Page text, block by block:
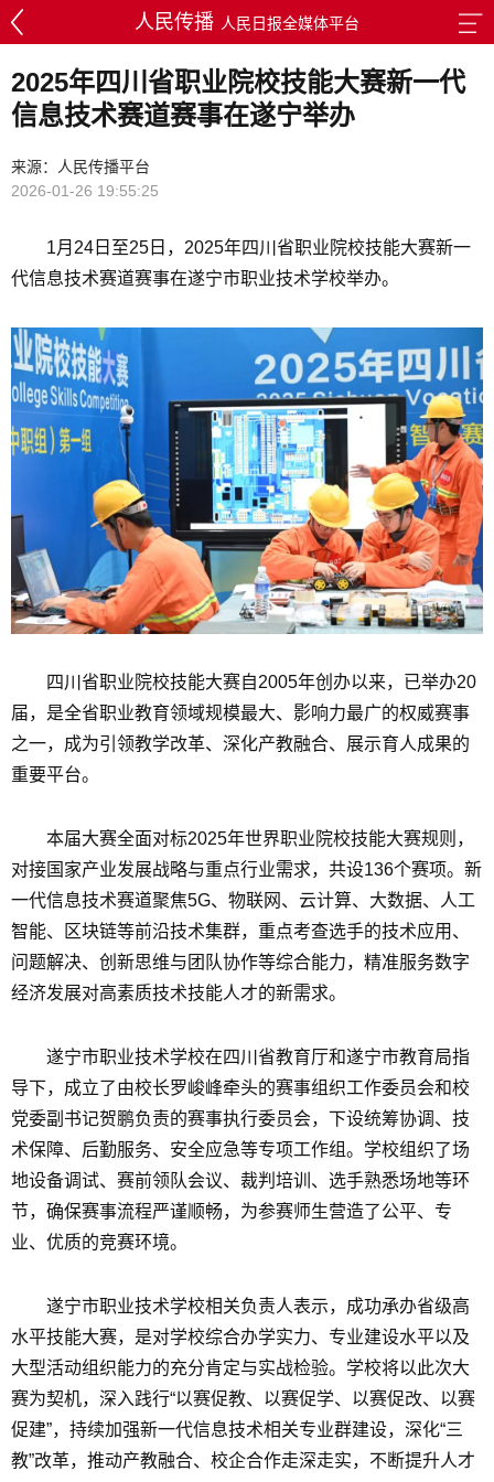
人民传播 人民日报全媒体平台
2025年四川省职业院校技能大赛新一代
信息技术赛道赛事在遂宁举办
来源：人民传播平台
2026-01-26 19:55:25
1月24日至25日，2025年四川省职业院校技能大赛新一
代信息技术赛道赛事在遂宁市职业技术学校举办。
四川省职业院校技能大赛自2005年创办以来，已举办20
届，是全省职业教育领域规模最大、影响力最广的权威赛事
之一，成为引领教学改革、深化产教融合、展示育人成果的
重要平台。
本届大赛全面对标2025年世界职业院校技能大赛规则，
对接国家产业发展战略与重点行业需求，共设136个赛项。新
一代信息技术赛道聚焦5G、物联网、云计算、大数据、人工
智能、区块链等前沿技术集群，重点考查选手的技术应用、
问题解决、创新思维与团队协作等综合能力，精准服务数字
经济发展对高素质技术技能人才的新需求。
遂宁市职业技术学校在四川省教育厅和遂宁市教育局指
导下，成立了由校长罗峻峰牵头的赛事组织工作委员会和校
党委副书记贺鹏负责的赛事执行委员会，下设统筹协调、技
术保障、后勤服务、安全应急等专项工作组。学校组织了场
地设备调试、赛前领队会议、裁判培训、选手熟悉场地等环
节，确保赛事流程严谨顺畅，为参赛师生营造了公平、专
业、优质的竞赛环境。
遂宁市职业技术学校相关负责人表示，成功承办省级高
水平技能大赛，是对学校综合办学实力、专业建设水平以及
大型活动组织能力的充分肯定与实战检验。学校将以此次大
赛为契机，深入践行“以赛促教、以赛促学、以赛促改、以赛
促建”，持续加强新一代信息技术相关专业群建设，深化“三
教”改革，推动产教融合、校企合作走深走实，不断提升人才